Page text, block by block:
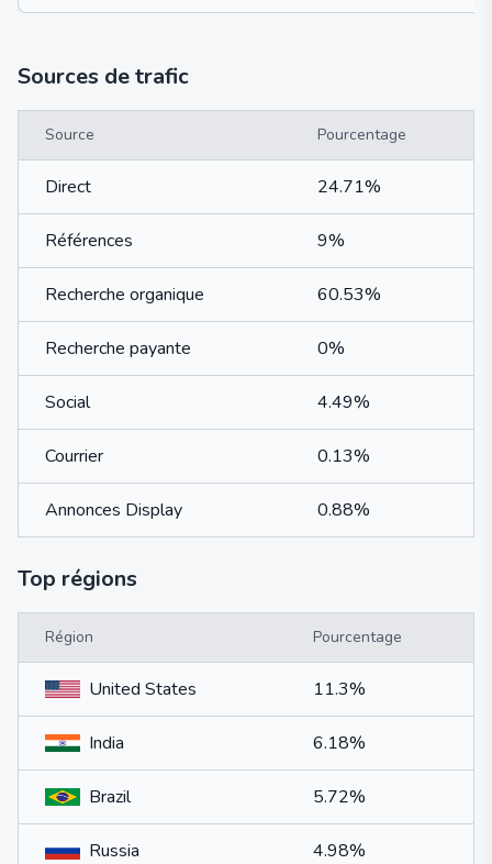
Sources de trafic
Source Pourcentage
Direct 24.71%
Références 9%
Recherche organique 60.53%
Recherche payante 0%
Social 4.49%
Courrier 0.13%
Annonces Display 0.88%
Top régions
Région Pourcentage
United States 11.3%
India 6.18%
Brazil 5.72%
Russia 4.98%